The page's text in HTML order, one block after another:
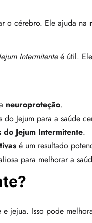
o cérebro. Ele ajuda na
Intermitenteé útil.
neuroproteção.
Jejum para a saúde
do Jejum Intermitente.
é um resultado
para melhorar a
jejua. Isso pode